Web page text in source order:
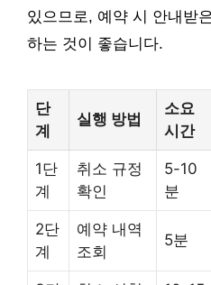
있으므로, 예약 시 안내받
하는 것이 좋습니다.
단
계
실행 방법
소요
시간
1단
계
취소 규정
확인
5-10
분
2단
계
예약 내역
조회
5분